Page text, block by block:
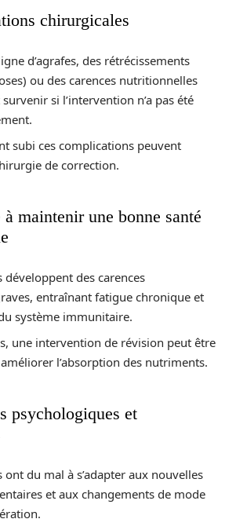
chirurgicales
d’agrafes, des rétrécissements
ou des carences nutritionnelles
si l’intervention n’a pas été
subi ces complications peuvent
de correction.
maintenir une bonne santé
développent des carences
entraînant fatigue chronique et
système immunitaire.
une intervention de révision peut être
l’absorption des nutriments.
psychologiques et
ont du mal à s’adapter aux nouvelles
et aux changements de mode